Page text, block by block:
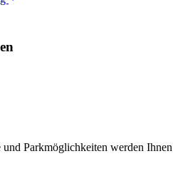
Parkmöglichkeiten werden